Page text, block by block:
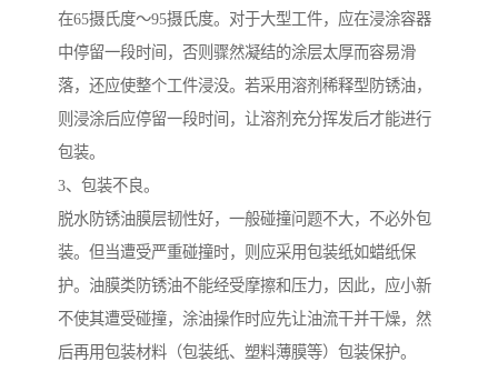
在65摄氏度～95摄氏度。对于大型工件，应在浸涂容器
中停留一段时间，否则骤然凝结的涂层太厚而容易滑
落，还应使整个工件浸没。若采用溶剂稀释型防锈油，
则浸涂后应停留一段时间，让溶剂充分挥发后才能进行
包装。
3、包装不良。
脱水防锈油膜层韧性好，一般碰撞问题不大，不必外包
装。但当遭受严重碰撞时，则应采用包装纸如蜡纸保
护。油膜类防锈油不能经受摩擦和压力，因此，应小新
不使其遭受碰撞，涂油操作时应先让油流干并干燥，然
后再用包装材料（包装纸、塑料薄膜等）包装保护。